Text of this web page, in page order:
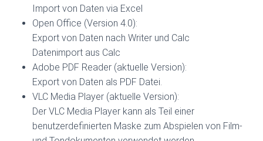
Import von Daten via Excel
Open Office (Version 4.0):
Export von Daten nach Writer und Calc
Datenimport aus Calc
Adobe PDF Reader (aktuelle Version):
Export von Daten als PDF Datei.
VLC Media Player (aktuelle Version):
Der VLC Media Player kann als Teil einer
benutzerdefinierten Maske zum Abspielen von Film-